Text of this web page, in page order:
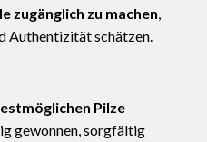
zugänglich zu machen,
Authentizität schätzen.
Pilze
gewonnen, sorgfältig